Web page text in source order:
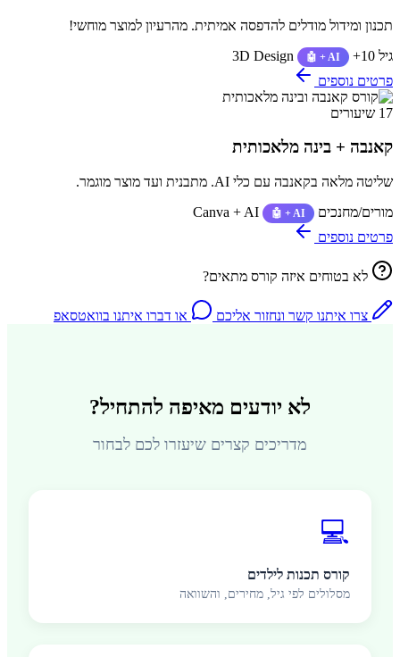
תכנון ומידול מודלים להדפסה אמיתית. מהרעיון למוצר מוחשי!
גיל 10+
3D Design 🤖 + AI
פרטים נוספים
17 שיעורים
קאנבה + בינה מלאכותית
שליטה מלאה בקאנבה עם כלי AI. מתבנית ועד מוצר מוגמר.
מורים/מחנכים
Canva + AI 🤖 + AI
פרטים נוספים
לא בטוחים איזה קורס מתאים?
צרו איתנו קשר ונחזור אליכם או דברו איתנו בוואטסאפ
לא יודעים מאיפה להתחיל?
מדריכים קצרים שיעזרו לכם לבחור
💻
קורס תכנות לילדים
מסלולים לפי גיל, מחירים, והשוואה